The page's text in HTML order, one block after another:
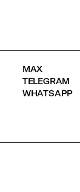
MAX
TELEGRAM
WHATSAPP